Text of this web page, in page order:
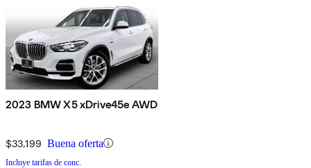
2023 BMW X5 xDrive45e AWD
$33,199 Buena oferta
Incluye tarifas de conc.